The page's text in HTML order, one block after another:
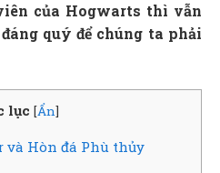
của Hogwarts thì vẫn
quý để chúng ta phải
lục [Ẩn]
và Hòn đá Phù thủy